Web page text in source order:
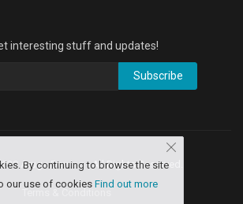
interesting stuff and updates!
Subscribe
Aruga Dev Inq - All Rights Reserved.
By continuing to browse the site
our use of cookies Find out more